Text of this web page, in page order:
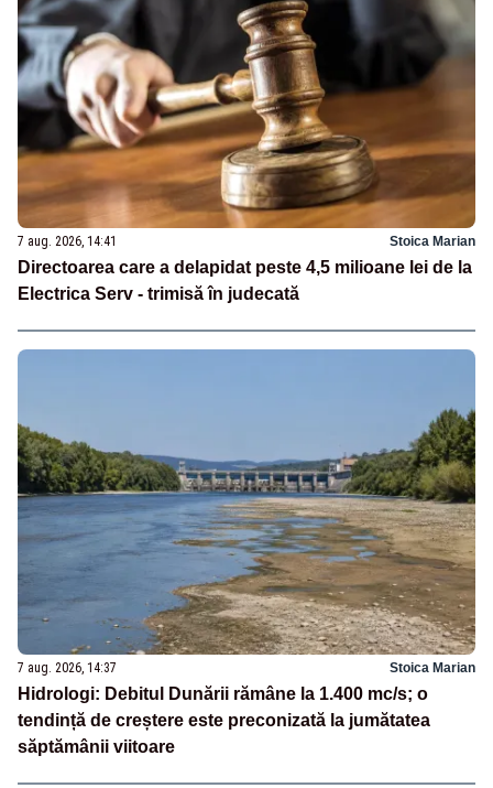
7 aug. 2026, 14:41 Stoica Marian
Directoarea care a delapidat peste 4,5 milioane lei de la
Electrica Serv - trimisă în judecată
7 aug. 2026, 14:37 Stoica Marian
Hidrologi: Debitul Dunării rămâne la 1.400 mc/s; o
tendință de creștere este preconizată la jumătatea
săptămânii viitoare